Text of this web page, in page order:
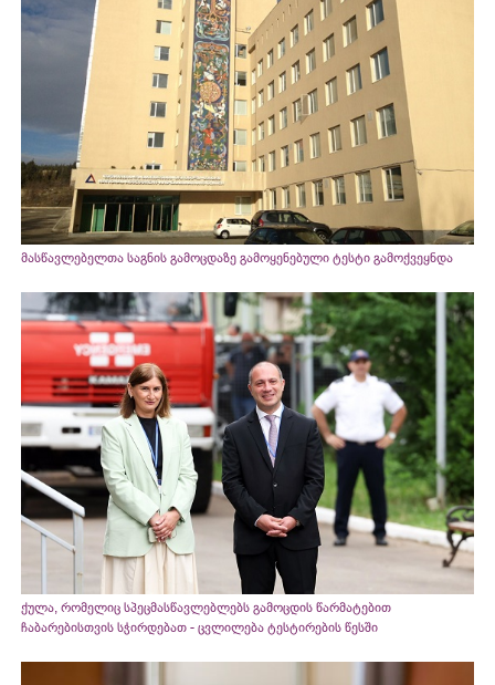
მასწავლებელთა საგნის გამოცდაზე გამოყენებული ტესტი გამოქვეყნდა
ქულა, რომელიც სპეცმასწავლებლებს გამოცდის წარმატებით
ჩაბარებისთვის სჭირდებათ - ცვლილება ტესტირების წესში